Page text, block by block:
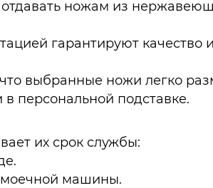
отдавать ножам из
гарантируют качество
выбранные ножи легко
персональной подставке.
их срок службы:
машины.